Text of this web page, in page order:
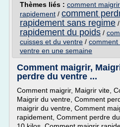
Thèmes liés : comment
rapidement / comment
rapidement sans regime /
rapidement du poids /
cuisses et du ventre / comment
ventre en une semaine
Comment maigrir,
perdre du ventre ...
Comment maigrir, Maigrir vite,
Maigrir du ventre, Comment
maigrir du ventre, Comment
rapidement, Comment perdre